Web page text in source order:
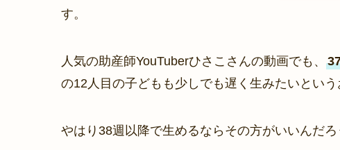
す。
人気の助産師YouTuberひさこさんの動画でも、
の12人目の子どもも少しでも遅く生みたいという
やはり38週以降で生めるならその方がいいんだろ